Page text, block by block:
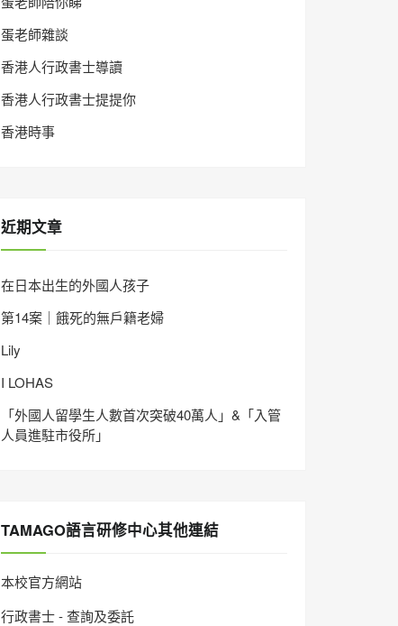
蛋老師雜談
香港人行政書士導讀
香港人行政書士提提你
香港時事
近期文章
在日本出生的外國人孩子
第14案｜餓死的無戶籍老婦
Lily
I LOHAS
「外國人留學生人數首次突破40萬人」&「入管
人員進駐市役所」
TAMAGO語言研修中心其他連結
本校官方網站
行政書士 - 查詢及委託